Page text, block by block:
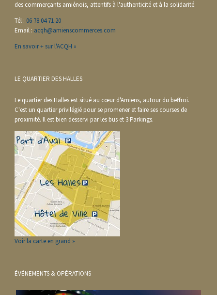
des commerçants amiénois, attentifs à l'authenticité et à la solidarité.
Tél : 06 78 04 71 20
Email : acqh@amienscommerces.com
En savoir + sur l'ACQH »
LE QUARTIER DES HALLES
Le quartier des Halles est situé au cœur d'Amiens, autour du beffroi.
C'est un quartier privilégié pour se promener et faire ses courses de
proximité. Il est bien desservi par les bus et 3 Parkings.
Voir la carte en grand »
ÉVÉNEMENTS & OPÉRATIONS